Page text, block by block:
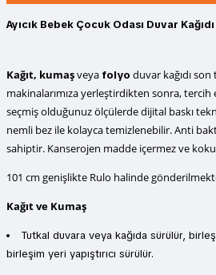
Ayıcık Bebek Çocuk Odası Duvar Kağıdı
Kağıt, kumaşveyafolyo duvar kağıdıson
makinalarımıza yerleştirdikten sonra,
seçmiş olduğunuz ölçülerde dijital baskı
nemli bez ile kolayca temizlenebilir. Anti
sahiptir. Kanserojen madde içermez ve
101 cm genişlikte Rulo halinde
Kağıt ve Kumaş
Tutkal duvara veya kağıda sürülür,
birleşim yeri yapıştırıcı sürülür.